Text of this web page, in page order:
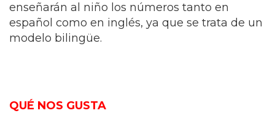
enseñarán al niño los números tanto en
español como en inglés, ya que se trata de un
modelo bilingüe.
QUÉ NOS GUSTA